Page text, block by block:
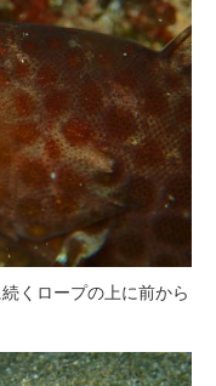
くロープの上に前から